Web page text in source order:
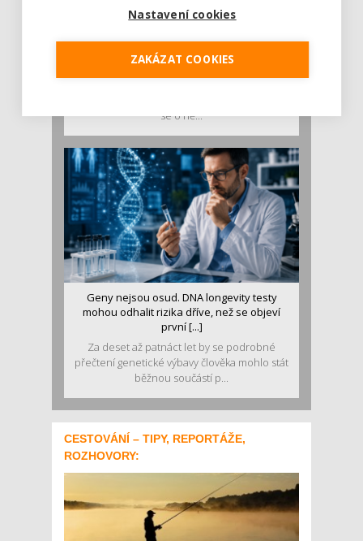
Je jen pro sportovce, přiberu po něm a ve
stravě ho mám dostatek. Znáte nejčastějš [...]
se o ně...
Geny nejsou osud. DNA longevity testy
mohou odhalit rizika dříve, než se objeví
první [...]
Za deset až patnáct let by se podrobné
přečtení genetické výbavy člověka mohlo stát
běžnou součástí p...
CESTOVÁNÍ – TIPY, REPORTÁŽE,
ROZHOVORY:
Nastavení cookies
ZAKÁZAT COOKIES